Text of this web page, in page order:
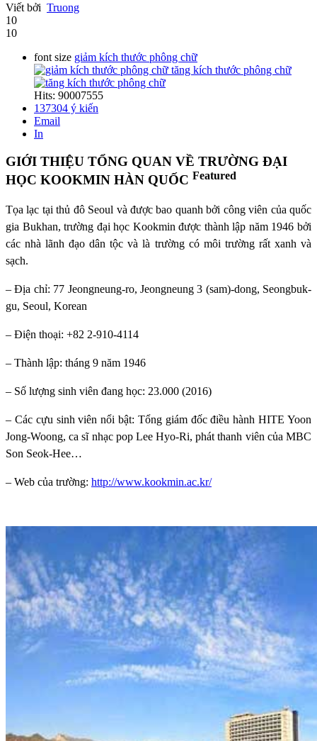
Viết bởi Truong
10
10
font size giảm kích thước phông chữ
tăng kích thước phông chữ
Hits: 90007555
137304 ý kiến
Email
In
GIỚI THIỆU TỔNG QUAN VỀ TRƯỜNG ĐẠI
HỌC KOOKMIN HÀN QUỐC Featured
Tọa lạc tại thủ đô Seoul và được bao quanh bởi công viên của quốc
gia Bukhan, trường đại học Kookmin được thành lập năm 1946 bởi
các nhà lãnh đạo dân tộc và là trường có môi trường rất xanh và
sạch.
– Địa chỉ: 77 Jeongneung-ro, Jeongneung 3 (sam)-dong, Seongbuk-
gu, Seoul, Korean
– Điện thoại: +82 2-910-4114
– Thành lập: tháng 9 năm 1946
– Số lượng sinh viên đang học: 23.000 (2016)
– Các cựu sinh viên nổi bật: Tổng giám đốc điều hành HITE Yoon
Jong-Woong, ca sĩ nhạc pop Lee Hyo-Ri, phát thanh viên của MBC
Son Seok-Hee…
– Web của trường: http://www.kookmin.ac.kr/